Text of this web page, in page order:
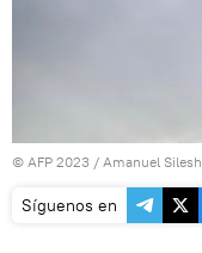
© AFP 2023 / Amanuel
Síguenos en